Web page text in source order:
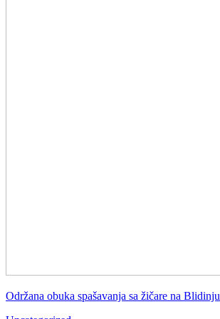
Održana obuka spašavanja sa žičare na Blidinju